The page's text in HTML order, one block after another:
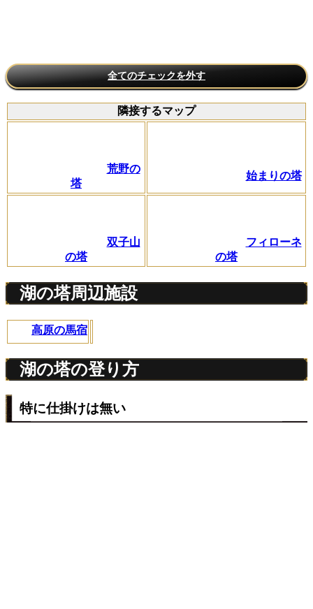
全てのチェックを外す
隣接するマップ
荒野の
塔
始まりの塔
双子山
の塔
フィローネ
の塔
湖の塔周辺施設
高原の馬宿
湖の塔の登り方
特に仕掛けは無い